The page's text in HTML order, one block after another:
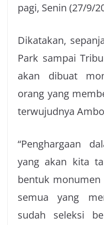
pagi, Senin (27/9/
Dikatakan,
Park sampai
akan dibuat
orang yang
terwujudnya
“Penghargaan
yang akan kita
bentuk
semua yang
sudah seleksi